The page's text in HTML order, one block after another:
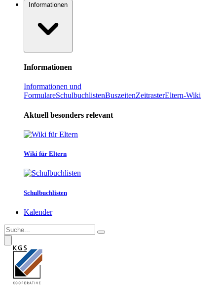
Informationen
Informationen
Informationen und
FormulareSchulbuchlistenBuszeitenZeitrasterEltern-Wiki
Aktuell besonders relevant
Wiki für Eltern
Schulbuchlisten
Kalender